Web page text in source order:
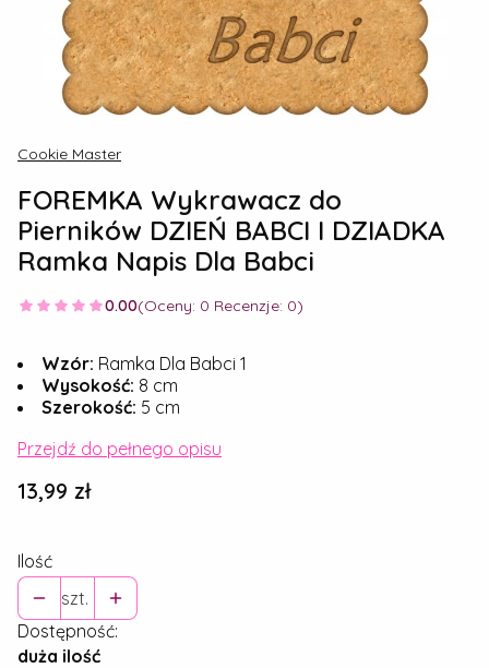
Cookie Master
FOREMKA Wykrawacz do
Pierników DZIEŃ BABCI I DZIADKA
Ramka Napis Dla Babci
0.00(Oceny: 0 Recenzje: 0)
Wzór: Ramka Dla Babci 1
Wysokość: 8 cm
Szerokość: 5 cm
Przejdź do pełnego opisu
Cena
13,99 zł
Ilość
szt.
Dostępność:
duża ilość